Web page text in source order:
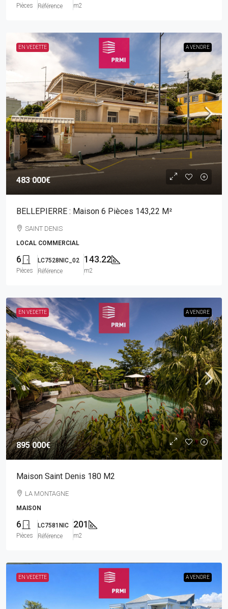
Pièces
Référence
m2
EN VEDETTE A VENDRE
483 000€
BELLEPIERRE : Maison 6 Pièces 143,22 M²
SAINT DENIS
LOCAL COMMERCIAL
6
Pièces
LC7528NIC_02
Référence
143.22
m2
EN VEDETTE A VENDRE
895 000€
Maison Saint Denis 180 M2
LA MONTAGNE
MAISON
6
Pièces
LC7581NIC
Référence
201
m2
EN VEDETTE A VENDRE